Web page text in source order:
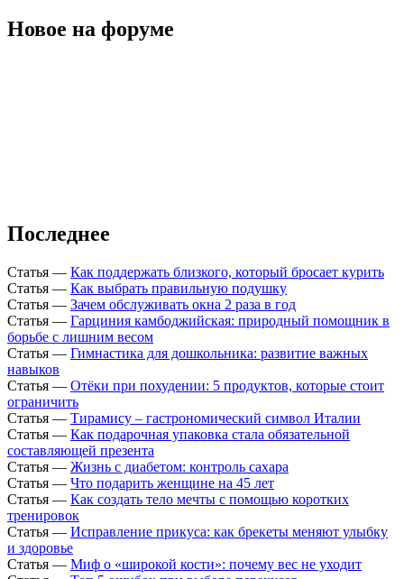
Новое на форуме
Последнее
Статья — Как поддержать близкого, который бросает курить
Статья — Как выбрать правильную подушку
Статья — Зачем обслуживать окна 2 раза в год
Статья — Гарциния камбоджийская: природный помощник в
борьбе с лишним весом
Статья — Гимнастика для дошкольника: развитие важных
навыков
Статья — Отёки при похудении: 5 продуктов, которые стоит
ограничить
Статья — Тирамису – гастрономический символ Италии
Статья — Как подарочная упаковка стала обязательной
составляющей презента
Статья — Жизнь с диабетом: контроль сахара
Статья — Что подарить женщине на 45 лет
Статья — Как создать тело мечты с помощью коротких
тренировок
Статья — Исправление прикуса: как брекеты меняют улыбку
и здоровье
Статья — Миф о «широкой кости»: почему вес не уходит